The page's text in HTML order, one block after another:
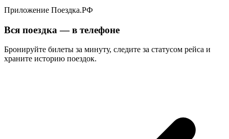
Приложение Поездка.РФ
Вся поездка — в телефоне
Бронируйте билеты за минуту, следите за статусом рейса и
храните историю поездок.